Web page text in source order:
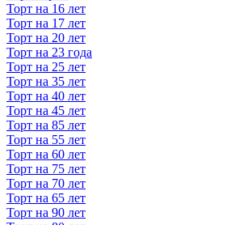
Торт на 16 лет
Торт на 17 лет
Торт на 20 лет
Торт на 23 года
Торт на 25 лет
Торт на 35 лет
Торт на 40 лет
Торт на 45 лет
Торт на 85 лет
Торт на 55 лет
Торт на 60 лет
Торт на 75 лет
Торт на 70 лет
Торт на 65 лет
Торт на 90 лет